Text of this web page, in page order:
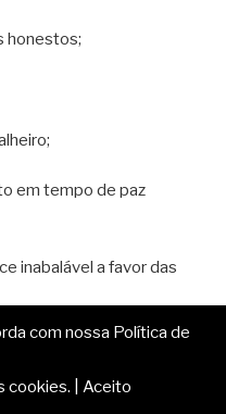
honestos;
em tempo de paz
inabalável a favor das
Pátria, seus pais, sua
com nossa Política de
cookies. Aceito